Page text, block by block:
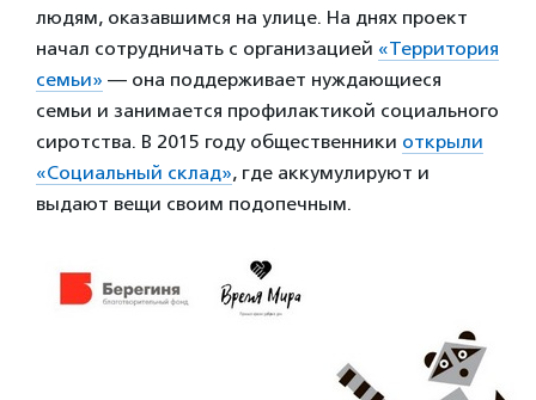
людям, оказавшимся на улице. На днях проект
начал сотрудничать с организацией «Территория
семьи» — она поддерживает нуждающиеся
семьи и занимается профилактикой социального
сиротства. В 2015 году общественники открыли
«Социальный склад», где аккумулируют и
выдают вещи своим подопечным.